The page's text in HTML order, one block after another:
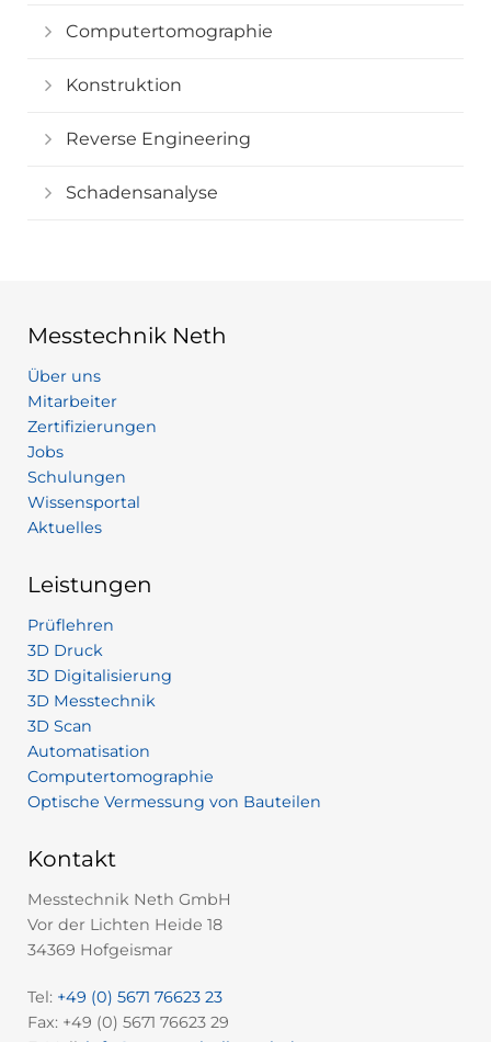
Computertomographie
Konstruktion
Reverse Engineering
Schadensanalyse
Messtechnik Neth
Über uns
Mitarbeiter
Zertifizierungen
Jobs
Schulungen
Wissensportal
Aktuelles
Leistungen
Prüflehren
3D Druck
3D Digitalisierung
3D Messtechnik
3D Scan
Automatisation
Computertomographie
Optische Vermessung von Bauteilen
Kontakt
Messtechnik Neth GmbH
Vor der Lichten Heide 18
34369 Hofgeismar
Tel: +49 (0) 5671 76623 23
Fax: +49 (0) 5671 76623 29